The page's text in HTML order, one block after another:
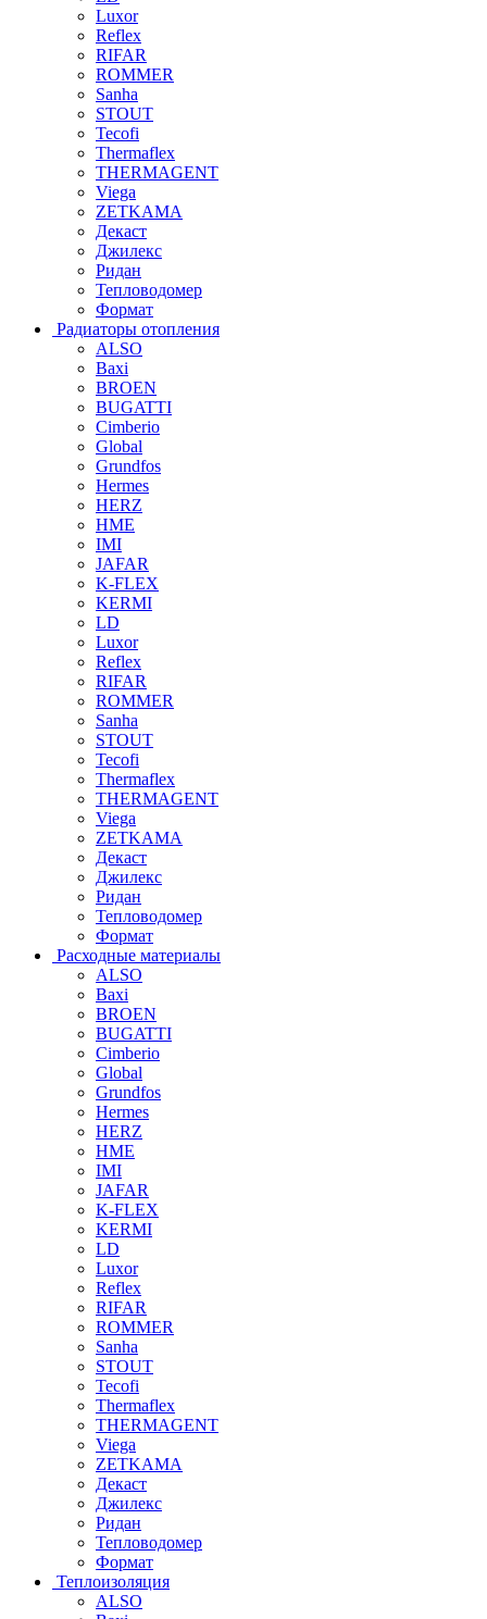
Luxor
Reflex
RIFAR
ROMMER
Sanha
STOUT
Tecofi
Thermaflex
THERMAGENT
Viega
ZETKAMA
Декаст
Джилекс
Ридан
Тепловодомер
Формат
Радиаторы отопления
ALSO
Baxi
BROEN
BUGATTI
Cimberio
Global
Grundfos
Hermes
HERZ
HME
IMI
JAFAR
K-FLEX
KERMI
LD
Luxor
Reflex
RIFAR
ROMMER
Sanha
STOUT
Tecofi
Thermaflex
THERMAGENT
Viega
ZETKAMA
Декаст
Джилекс
Ридан
Тепловодомер
Формат
Расходные материалы
ALSO
Baxi
BROEN
BUGATTI
Cimberio
Global
Grundfos
Hermes
HERZ
HME
IMI
JAFAR
K-FLEX
KERMI
LD
Luxor
Reflex
RIFAR
ROMMER
Sanha
STOUT
Tecofi
Thermaflex
THERMAGENT
Viega
ZETKAMA
Декаст
Джилекс
Ридан
Тепловодомер
Формат
Теплоизоляция
ALSO